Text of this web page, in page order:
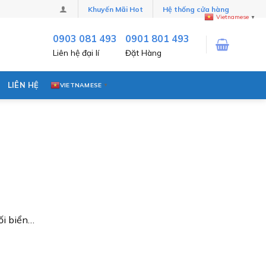
Khuyến Mãi Hot Hệ thống cửa hàng
0903 081 493
Liên hệ đại lí
0901 801 493
Đặt Hàng
LIÊN HỆ VIETNAMESE ▼
biển…
Vietnamese ▼